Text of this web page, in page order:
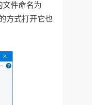
文件命名为
方式打开它也